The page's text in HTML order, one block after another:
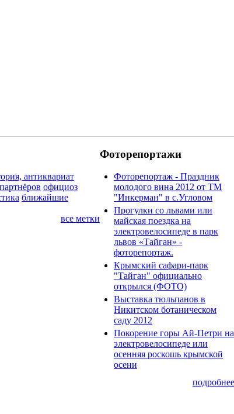
антиквариат
официоз
ближайшие
все метки
Фоторепортажи
Фоторепортаж - Праздник
молодого вина 2012 от ТМ
"Инкерман" в с.Угловом
Прогулки cо львами или
майская поездка на
электровелосипеде в парк
львов «Тайган» -
фоторепортаж.
Крымский сафари-парк
"Тайган" официально
открылся (ФОТО)
Выставка тюльпанов в
Никитском ботаническом
саду 2012
Покорение горы Ай-Петри на
электровелосипеде или
осенняя роскошь крымской
осени
подробнее